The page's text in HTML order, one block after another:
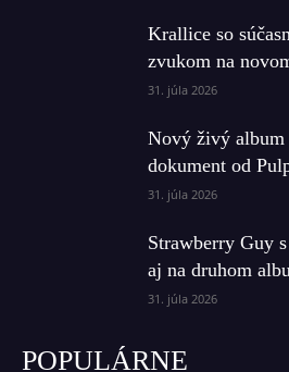
Krallice so
zvukom na
31. júla 2026
Nový živý album
dokument od
31. júla 2026
Strawberry Guy
aj na druhom
31. júla 2026
POPULÁRNE